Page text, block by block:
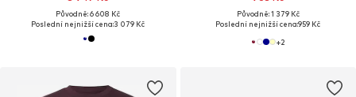
Původně: 6 608 Kč
Poslední nejnižší cena:3 079 Kč
Původně: 1 379 Kč
Poslední nejnižší cena:959 Kč
+2